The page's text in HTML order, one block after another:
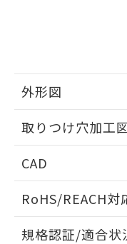
外形図
取りつけ穴加工
CAD
ドすることができ
RoHS/REACH対
規格認証/適合状
していること
り、2022年1
す。